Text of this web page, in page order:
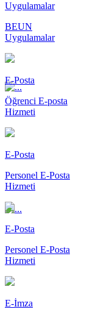
Uygulamalar
BEUN
Uygulamalar
E-Posta
Öğrenci E-posta
Hizmeti
E-Posta
Personel E-Posta
Hizmeti
E-Posta
Personel E-Posta
Hizmeti
E-İmza